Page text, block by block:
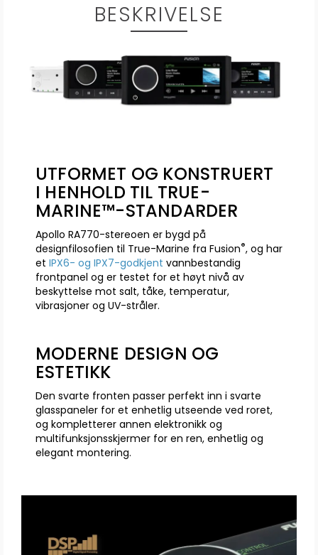
BESKRIVELSE
UTFORMET OG KONSTRUERT
I HENHOLD TIL TRUE-
MARINE™-STANDARDER
Apollo RA770-stereoen er bygd på
designfilosofien til True-Marine fra Fusion®, og har
et IPX6- og IPX7-godkjent vannbestandig
frontpanel og er testet for et høyt nivå av
beskyttelse mot salt, tåke, temperatur,
vibrasjoner og UV-stråler.
MODERNE DESIGN OG
ESTETIKK
Den svarte fronten passer perfekt inn i svarte
glasspaneler for et enhetlig utseende ved roret,
og kompletterer annen elektronikk og
multifunksjonsskjermer for en ren, enhetlig og
elegant montering.